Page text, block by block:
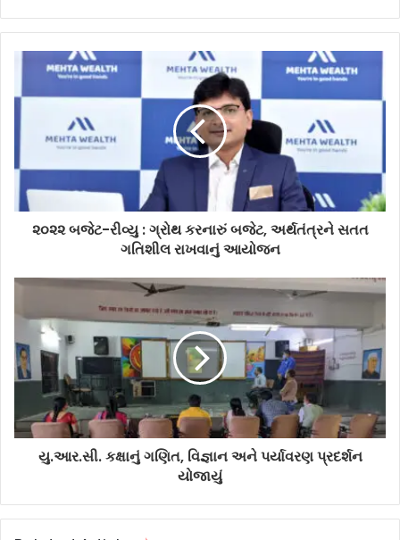
૨૦૨૨ બજેટ-રીવ્યુ : ગ્રોથ કરનારું બજેટ, અર્થતંત્રને સતત
ગતિશીલ રાખવાનું આયોજન
યુ.આર.સી. કક્ષાનું ગણિત, વિજ્ઞાન અને પર્યાવરણ પ્રદર્શન
યોજાયું